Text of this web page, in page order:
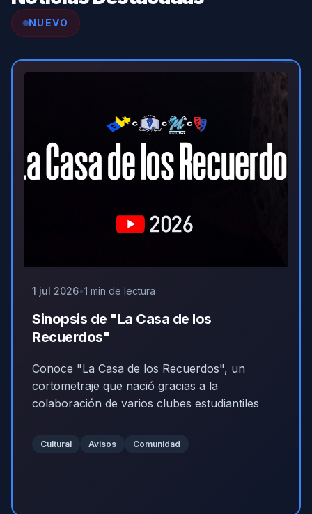
NUEVO
1 jul 2026 1 min de lectura
Sinopsis de "La Casa de los
Recuerdos"
Conoce "La Casa de los Recuerdos", un
cortometraje que nació gracias a la
colaboración de varios clubes estudiantiles
Cultural Avisos Comunidad